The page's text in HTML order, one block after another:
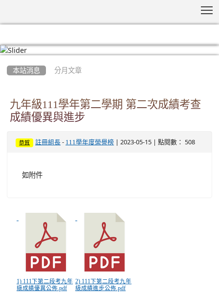
本站消息 分月文章
九年級111學年第二學期 第二次成績考查
成績優異與進步
恭賀 註冊組長 - 111學年度榮譽榜 | 2023-05-15 | 點閱數： 508
如附件
1) 111下第二段考九年
級成績優異公佈.pdf
2) 111下第二段考九年
級成績進步公佈.pdf